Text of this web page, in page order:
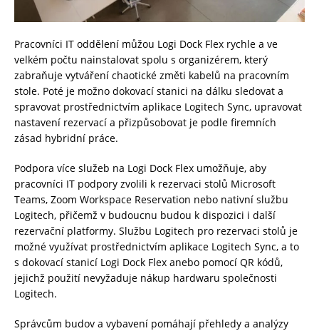
Pracovníci IT oddělení můžou Logi Dock Flex rychle a ve
velkém počtu nainstalovat spolu s organizérem, který
zabraňuje vytváření chaotické změti kabelů na pracovním
stole. Poté je možno dokovací stanici na dálku sledovat a
spravovat prostřednictvím aplikace Logitech Sync, upravovat
nastavení rezervací a přizpůsobovat je podle firemních
zásad hybridní práce.
Podpora více služeb na Logi Dock Flex umožňuje, aby
pracovníci IT podpory zvolili k rezervaci stolů Microsoft
Teams, Zoom Workspace Reservation nebo nativní službu
Logitech, přičemž v budoucnu budou k dispozici i další
rezervační platformy. Službu Logitech pro rezervaci stolů je
možné využívat prostřednictvím aplikace Logitech Sync, a to
s dokovací stanicí Logi Dock Flex anebo pomocí QR kódů,
jejichž použití nevyžaduje nákup hardwaru společnosti
Logitech.
Správcům budov a vybavení pomáhají přehledy a analýzy